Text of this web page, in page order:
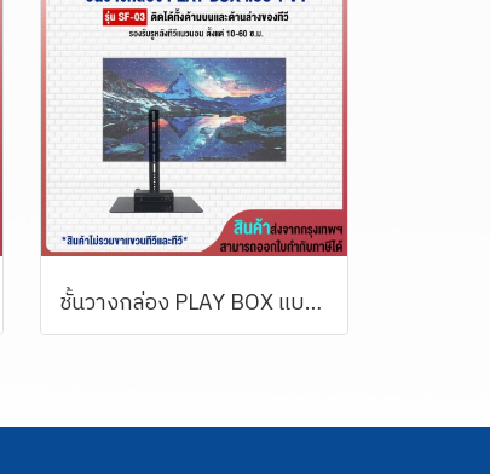
ชั้นวางกล่อง PLAY BOX แบบ 1 ขา BDEE รุ่น SF-03 (สามารถติดกับรูด้านหลังทีวีทั้งด้านบน และด้านล่าง หรือยึดติดผนัง)